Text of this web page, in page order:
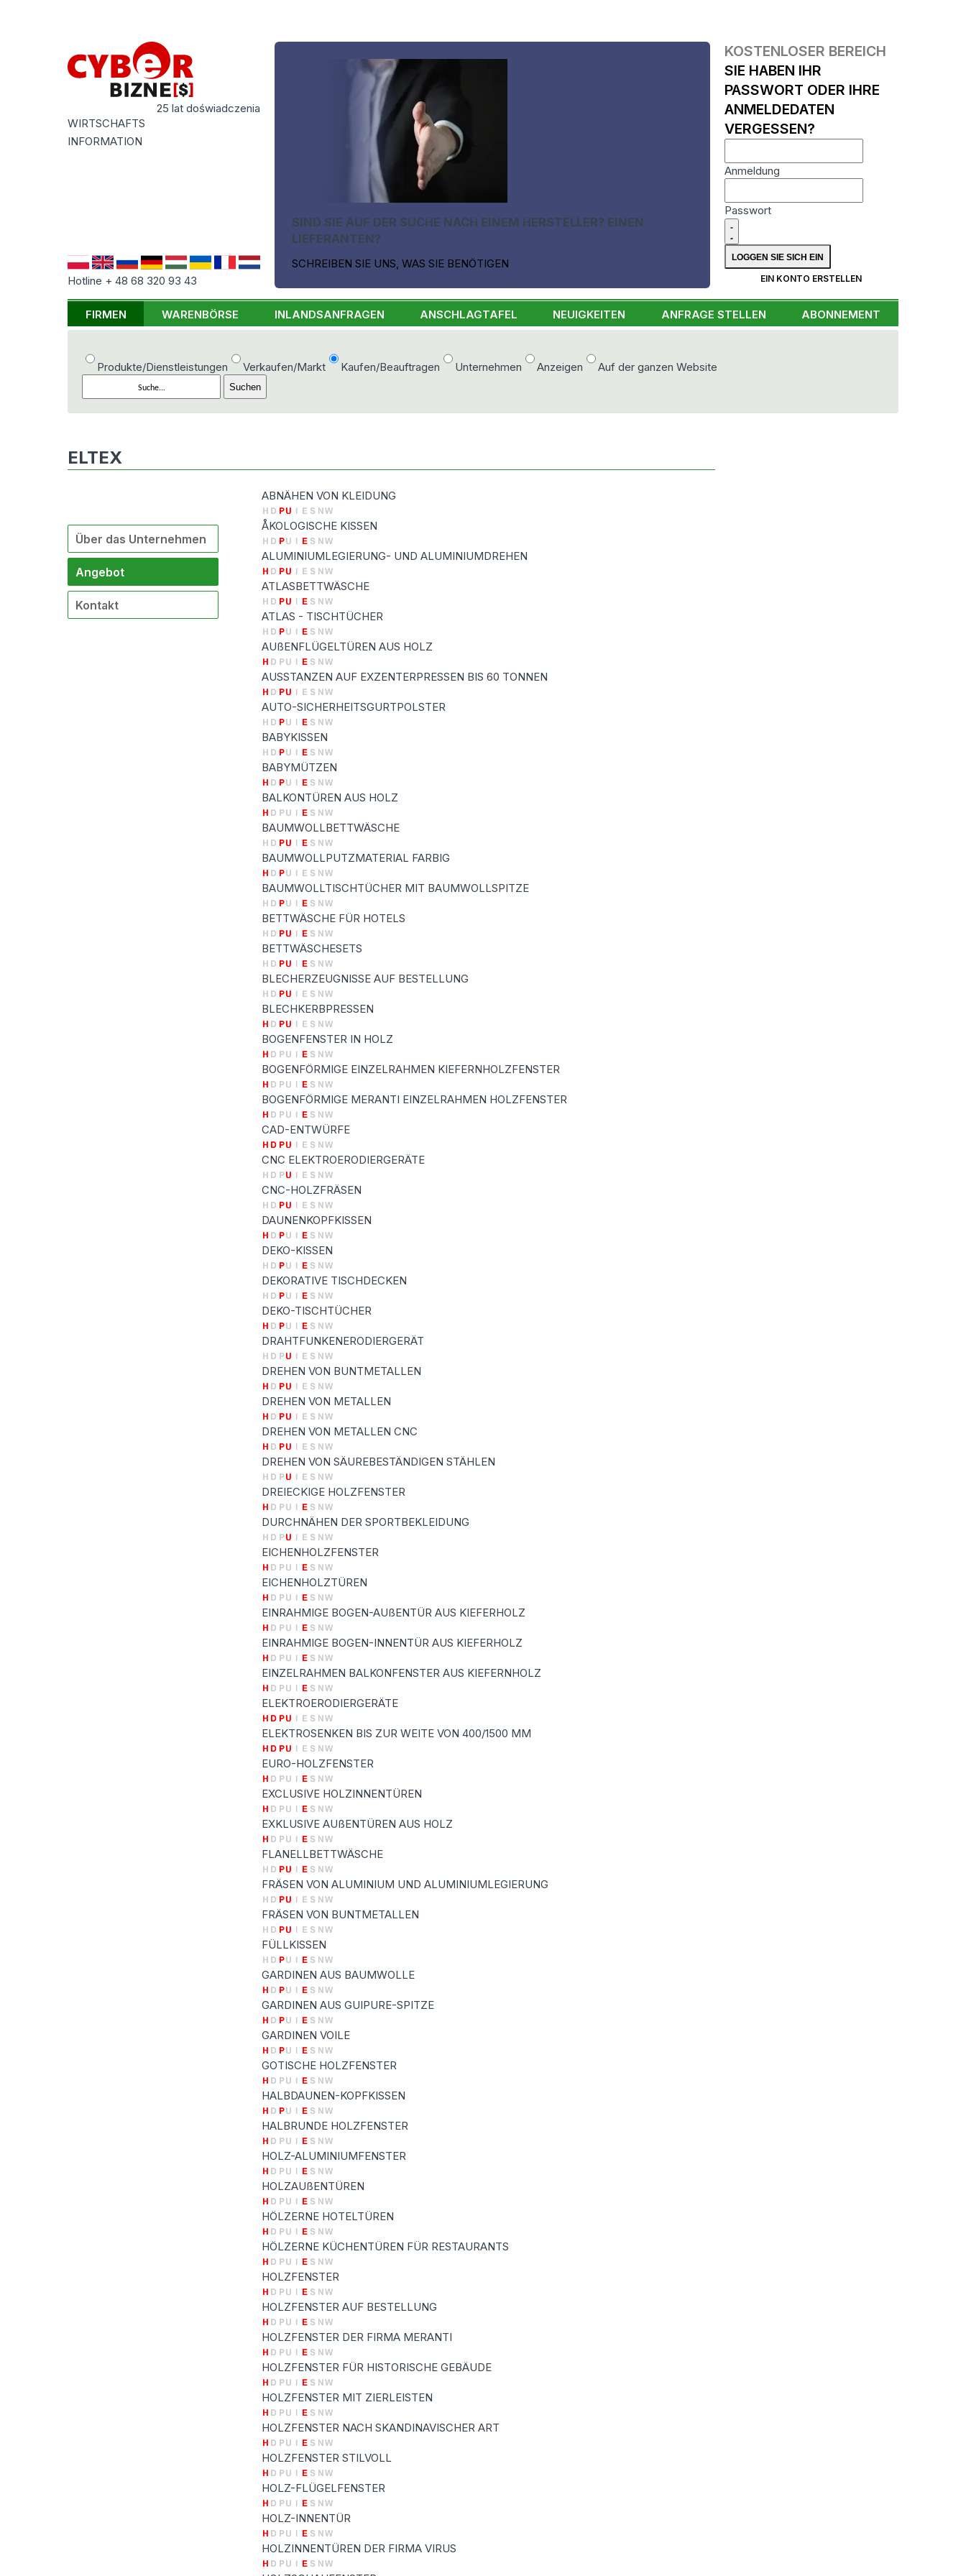
25 lat doświadczenia
WIRTSCHAFTS
INFORMATION
Hotline + 48 68 320 93 43
SIND SIE AUF DER SUCHE NACH EINEM HERSTELLER? EINEN
LIEFERANTEN?
SCHREIBEN SIE UNS, WAS SIE BENÖTIGEN
KOSTENLOSER BEREICH
SIE HABEN IHR
PASSWORT ODER IHRE
ANMELDEDATEN
VERGESSEN?
Anmeldung
Passwort
EIN KONTO ERSTELLEN
FIRMEN WARENBÖRSE INLANDSANFRAGEN ANSCHLAGTAFEL NEUIGKEITEN ANFRAGE STELLEN ABONNEMENT
Produkte/Dienstleistungen Verkaufen/Markt Kaufen/Beauftragen Unternehmen Anzeigen Auf der ganzen Website
ELTEX
Über das Unternehmen
Angebot
Kontakt
ABNÄHEN VON KLEIDUNG
ÅKOLOGISCHE KISSEN
ALUMINIUMLEGIERUNG- UND ALUMINIUMDREHEN
ATLASBETTWÄSCHE
ATLAS - TISCHTÜCHER
AUßENFLÜGELTÜREN AUS HOLZ
AUSSTANZEN AUF EXZENTERPRESSEN BIS 60 TONNEN
AUTO-SICHERHEITSGURTPOLSTER
BABYKISSEN
BABYMÜTZEN
BALKONTÜREN AUS HOLZ
BAUMWOLLBETTWÄSCHE
BAUMWOLLPUTZMATERIAL FARBIG
BAUMWOLLTISCHTÜCHER MIT BAUMWOLLSPITZE
BETTWÄSCHE FÜR HOTELS
BETTWÄSCHESETS
BLECHERZEUGNISSE AUF BESTELLUNG
BLECHKERBPRESSEN
BOGENFENSTER IN HOLZ
BOGENFÖRMIGE EINZELRAHMEN KIEFERNHOLZFENSTER
BOGENFÖRMIGE MERANTI EINZELRAHMEN HOLZFENSTER
CAD-ENTWÜRFE
CNC ELEKTROERODIERGERÄTE
CNC-HOLZFRÄSEN
DAUNENKOPFKISSEN
DEKO-KISSEN
DEKORATIVE TISCHDECKEN
DEKO-TISCHTÜCHER
DRAHTFUNKENERODIERGERÄT
DREHEN VON BUNTMETALLEN
DREHEN VON METALLEN
DREHEN VON METALLEN CNC
DREHEN VON SÄUREBESTÄNDIGEN STÄHLEN
DREIECKIGE HOLZFENSTER
DURCHNÄHEN DER SPORTBEKLEIDUNG
EICHENHOLZFENSTER
EICHENHOLZTÜREN
EINRAHMIGE BOGEN-AUßENTÜR AUS KIEFERHOLZ
EINRAHMIGE BOGEN-INNENTÜR AUS KIEFERHOLZ
EINZELRAHMEN BALKONFENSTER AUS KIEFERNHOLZ
ELEKTROERODIERGERÄTE
ELEKTROSENKEN BIS ZUR WEITE VON 400/1500 MM
EURO-HOLZFENSTER
EXCLUSIVE HOLZINNENTÜREN
EXKLUSIVE AUßENTÜREN AUS HOLZ
FLANELLBETTWÄSCHE
FRÄSEN VON ALUMINIUM UND ALUMINIUMLEGIERUNG
FRÄSEN VON BUNTMETALLEN
FÜLLKISSEN
GARDINEN AUS BAUMWOLLE
GARDINEN AUS GUIPURE-SPITZE
GARDINEN VOILE
GOTISCHE HOLZFENSTER
HALBDAUNEN-KOPFKISSEN
HALBRUNDE HOLZFENSTER
HOLZ-ALUMINIUMFENSTER
HOLZAUßENTÜREN
HÖLZERNE HOTELTÜREN
HÖLZERNE KÜCHENTÜREN FÜR RESTAURANTS
HOLZFENSTER
HOLZFENSTER AUF BESTELLUNG
HOLZFENSTER DER FIRMA MERANTI
HOLZFENSTER FÜR HISTORISCHE GEBÄUDE
HOLZFENSTER MIT ZIERLEISTEN
HOLZFENSTER NACH SKANDINAVISCHER ART
HOLZFENSTER STILVOLL
HOLZ-FLÜGELFENSTER
HOLZ-INNENTÜR
HOLZINNENTÜREN DER FIRMA VIRUS